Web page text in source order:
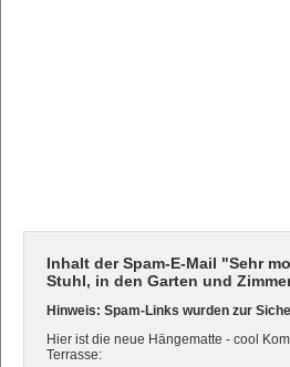
Inhalt der Spam-E-Mail "Sehr
Stuhl, in den Garten und
Hinweis: Spam-Links wurden zur
Hier ist die neue Hängematte - cool
Terrasse: